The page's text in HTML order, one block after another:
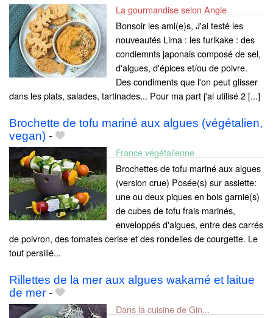
La gourmandise selon Angie
Bonsoir les ami(e)s, J'ai testé les
nouveautés Lima : les furikake : des
condiemnts japonais composé de sel,
d'algues, d'épices et/ou de poivre.
Des condiments que l'on peut glisser
dans les plats, salades, tartinades... Pour ma part j'ai utilisé 2 [...]
Brochette de tofu mariné aux algues (végétalien,
vegan) -
France végétalienne
Brochettes de tofu mariné aux algues
(version crue) Posée(s) sur assiette:
une ou deux piques en bois garnie(s)
de cubes de tofu frais marinés,
enveloppés d'algues, entre des carrés
de poivron, des tomates cerise et des rondelles de courgette. Le
tout persillé...
Rillettes de la mer aux algues wakamé et laitue
de mer -
Dans la cuisine de Gin...